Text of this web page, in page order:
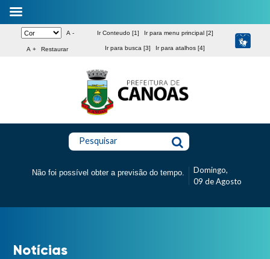
A -
A + Restaurar
Ir Conteudo [1] Ir para menu principal [2]
Ir para busca [3] Ir para atalhos [4]
Pesquisar
Não foi possível obter a previsão do tempo.
Domingo,
09 de Agosto
Notícias